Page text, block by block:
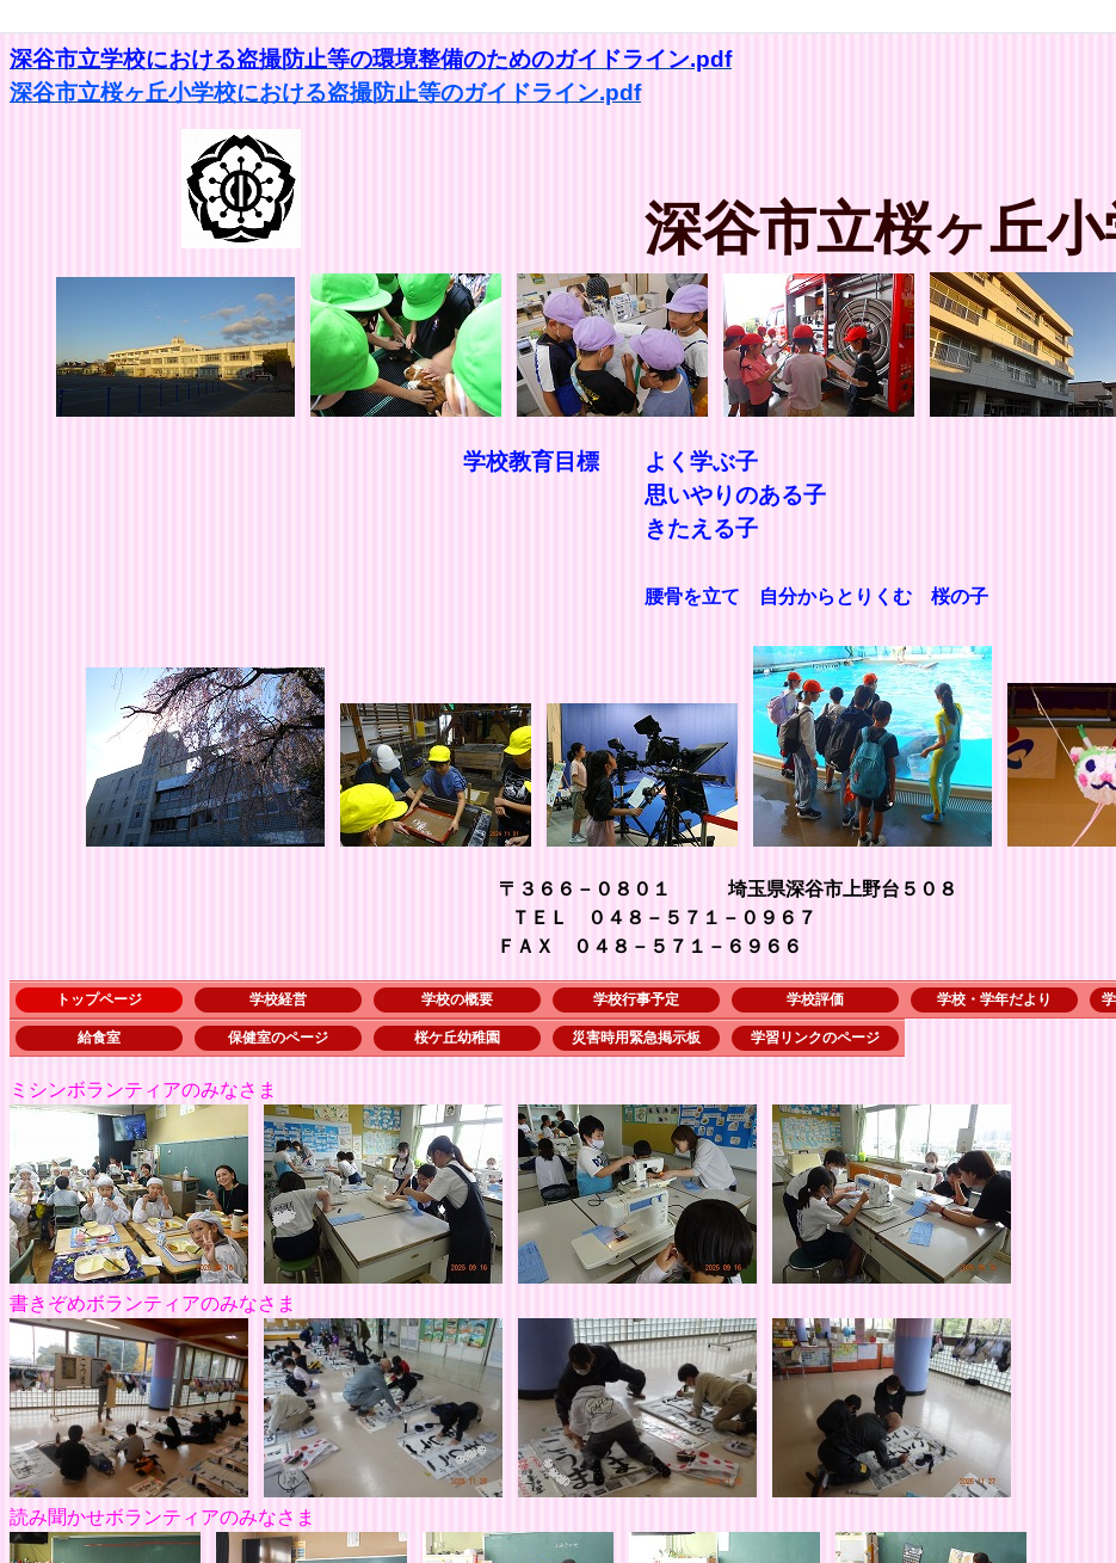
深谷市立学校における盗撮防止等の環境整備のためのガイドライン.pdf
深谷市立桜ヶ丘小学校における盗撮防止等のガイドライン.pdf
深谷市立桜ヶ丘
学校教育目標 よく学ぶ子
思いやりのある子
きたえる子
腰骨を立て 自分からとりくむ 桜の子
〒３６６－０８０１ 埼玉県深谷市上野台５０８
ＴＥＬ ０４８－５７１－０９６７
ＦＡＸ ０４８－５７１－６９６６
トップページ 学校経営 学校の概要 学校行事予定 学校評価 学校・学年だより
給食室 保健室のページ 桜ケ丘幼稚園 災害時用緊急掲示板 学習リンクのページ
ミシンボランティアのみなさま
書きぞめボランティアのみなさま
読み聞かせボランティアのみなさま